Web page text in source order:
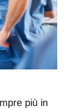
più in